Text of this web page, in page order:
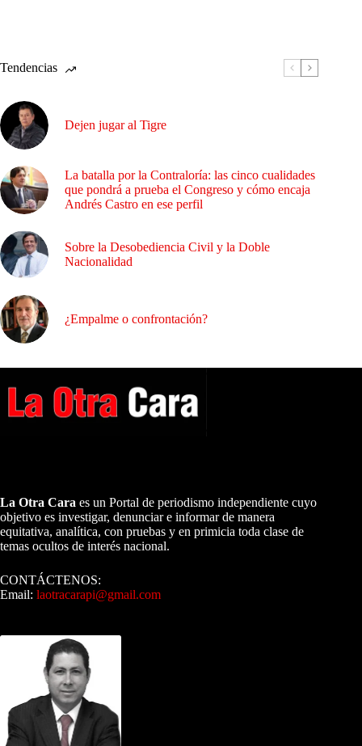
Tendencias
Dejen jugar al Tigre
La batalla por la Contraloría: las cinco cualidades
que pondrá a prueba el Congreso y cómo encaja
Andrés Castro en ese perfil
Sobre la Desobediencia Civil y la Doble
Nacionalidad
¿Empalme o confrontación?
La Otra Cara es un Portal de periodismo independiente cuyo
objetivo es investigar, denunciar e informar de manera
equitativa, analítica, con pruebas y en primicia toda clase de
temas ocultos de interés nacional.
CONTÁCTENOS:
Email: laotracarapi@gmail.com